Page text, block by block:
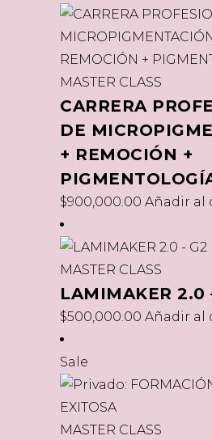
MASTER CLASS
CARRERA
DE
+ REMOCIÓN +
$900,000.00 Añadir al
MASTER CLASS
LAMIMAKER 2.0
$500,000.00 Añadir al
Sale
MASTER CLASS